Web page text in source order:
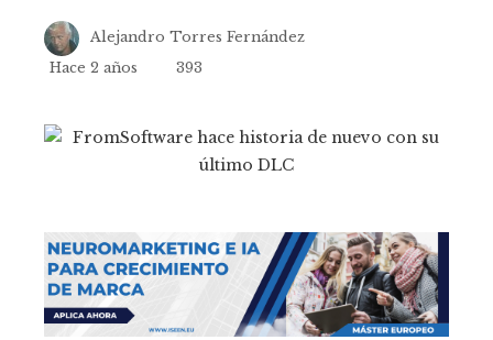
Alejandro Torres Fernández
Hace 2 años
393